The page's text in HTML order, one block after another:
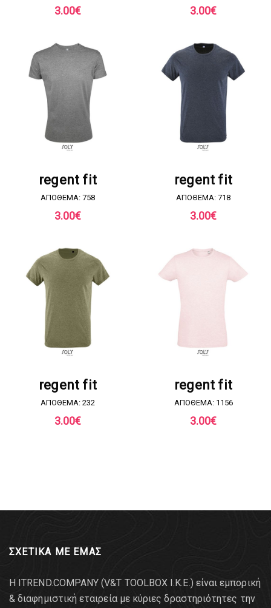
3.00€ 3.00€
regent fit
ΑΠΟΘΕΜΑ: 758
3.00€
regent fit
ΑΠΟΘΕΜΑ: 718
3.00€
regent fit
ΑΠΟΘΕΜΑ: 232
3.00€
regent fit
ΑΠΟΘΕΜΑ: 1156
3.00€
ΣΧΕΤΙΚΑ ΜΕ ΕΜΑΣ
Η ITREND.COMPANY (V&T TOOLBOX Ι.Κ.Ε.) είναι εμπορική
& διαφημιστική εταιρεία με κύριες δραστηριότητες την